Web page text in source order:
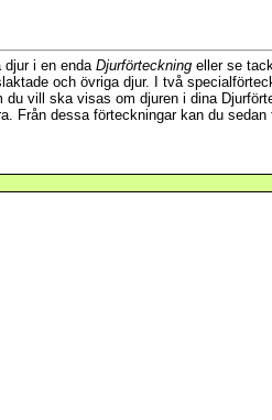
djur i en endaDjurförteckning eller se
och övriga djur. I två
vill ska visas om djuren i dina
Från dessa förteckningar kan du sedan